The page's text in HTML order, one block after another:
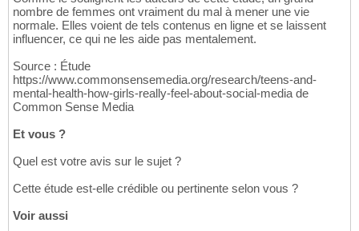
nombre de femmes ont vraiment du mal à mener une vie
normale. Elles voient de tels contenus en ligne et se laissent
influencer, ce qui ne les aide pas mentalement.
Source : Étude
https://www.commonsensemedia.org/research/teens-and-
mental-health-how-girls-really-feel-about-social-media de
Common Sense Media
Et vous ?
Quel est votre avis sur le sujet ?
Cette étude est-elle crédible ou pertinente selon vous ?
Voir aussi